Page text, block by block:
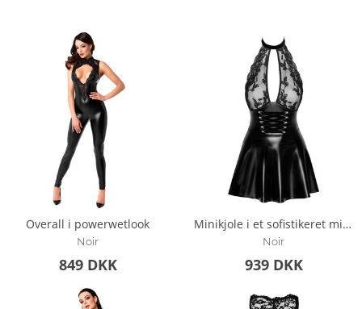
Overall i powerwetlook
Noir
849 DKK
Minikjole i et sofistikeret miks af materialer
Noir
939 DKK